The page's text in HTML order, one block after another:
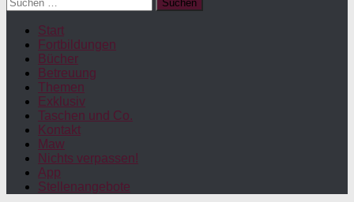
nach:
Start
Fortbildungen
Bücher
Betreuung
Themen
Exklusiv
Taschen und Co.
Kontakt
Maw
Nichts verpassen!
App
Stellenangebote